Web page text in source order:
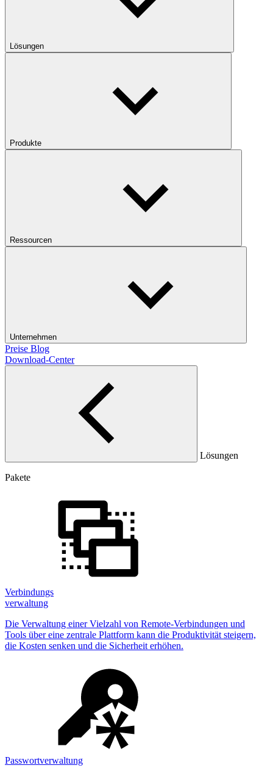
Lösungen
Produkte
Ressourcen
Unternehmen
Preise Blog
Download-Center
Lösungen
Pakete
Verbindungs
verwaltung
Die Verwaltung einer Vielzahl von Remote-Verbindungen und
Tools über eine zentrale Plattform kann die Produktivität steigern,
die Kosten senken und die Sicherheit erhöhen.
Passwortverwaltung